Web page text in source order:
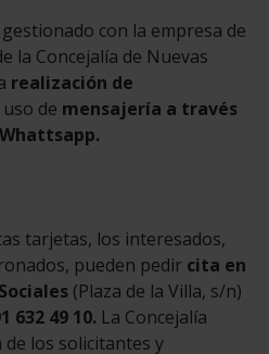
con la empresa de
la Concejalía de Nuevas
realización de
de mensajería a través
tarjetas, los interesados,
pueden pedir cita en
(Plaza de la Villa, s/n)
632 49 10. La Concejalía
los solicitantes y